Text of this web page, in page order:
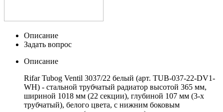
Описание
Задать вопрос
Описание
Rifar Tubog Ventil 3037/22 белый (арт. TUB-037-22-DV1-
WH) - стальной трубчатый радиатор высотой 365 мм,
шириной 1018 мм (22 секции), глубиной 107 мм (3-х
трубчатый), белого цвета, с нижним боковым